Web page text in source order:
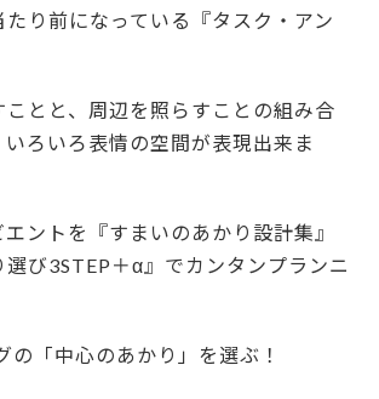
り前になっている『タスク・アン
とと、周辺を照らすことの組み合
ろいろ表情の空間が表現出来ま
ントを『すまいのあかり設計集』
び3STEP＋α』でカンタンプランニ
の「中心のあかり」を選ぶ！